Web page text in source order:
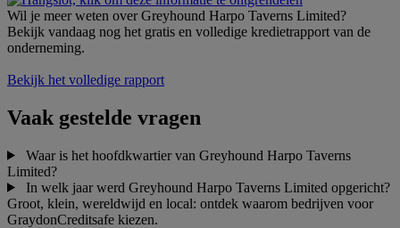
Wil je meer weten over Greyhound Harpo Taverns Limited?
Bekijk vandaag nog het gratis en volledige kredietrapport van de
onderneming.
Bekijk het volledige rapport
Vaak gestelde vragen
Waar is het hoofdkwartier van Greyhound Harpo Taverns
Limited?
In welk jaar werd Greyhound Harpo Taverns Limited opgericht?
Groot, klein, wereldwijd en local: ontdek waarom bedrijven voor
GraydonCreditsafe kiezen.